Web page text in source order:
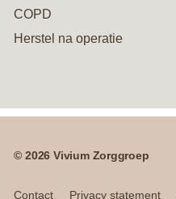
COPD
Herstel na operatie
© 2026 Vivium Zorggroep
Contact Privacy statement
Social